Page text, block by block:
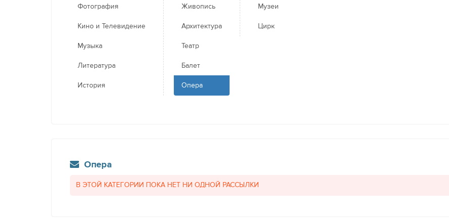
Фотография
Кино и Телевидение
Музыка
Литература
История
Живопись
Архитектура
Театр
Балет
Опера
Музеи
Цирк
Опера
В ЭТОЙ КАТЕГОРИИ ПОКА НЕТ НИ ОДНОЙ РАССЫЛКИ